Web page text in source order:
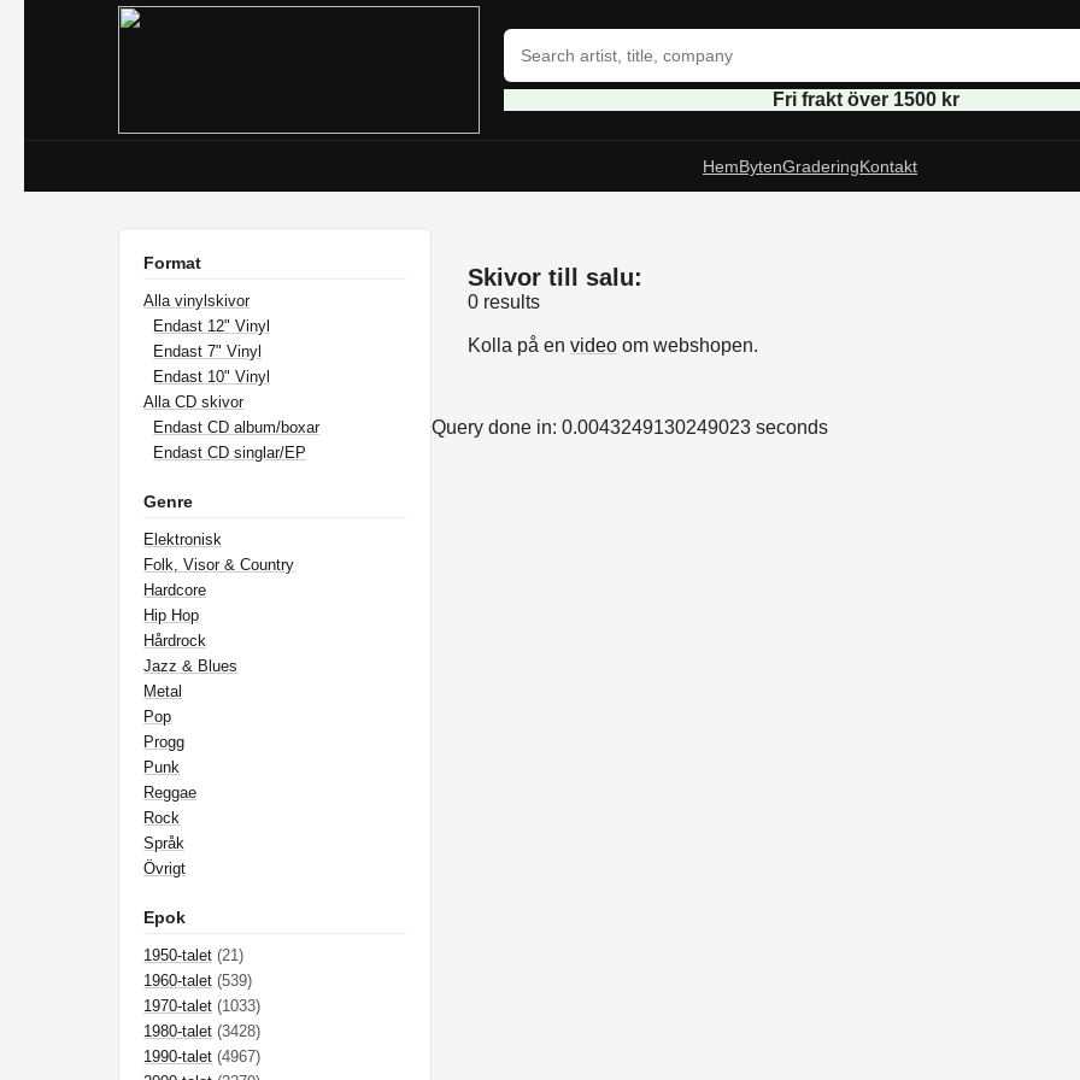
Fri frakt över 1500 kr
HemBytenGraderingKontakt
Format
Alla vinylskivor
Endast 12" Vinyl
Endast 7" Vinyl
Endast 10" Vinyl
Alla CD skivor
Endast CD album/boxar
Endast CD singlar/EP
Genre
Elektronisk
Folk, Visor & Country
Hardcore
Hip Hop
Hårdrock
Jazz & Blues
Metal
Pop
Progg
Punk
Reggae
Rock
Språk
Övrigt
Epok
1950-talet (21)
1960-talet (539)
1970-talet (1033)
1980-talet (3428)
1990-talet (4967)
Skivor till salu:
0 results
Kolla på envideo om webshopen.
Query done in: 0.0043249130249023 seconds